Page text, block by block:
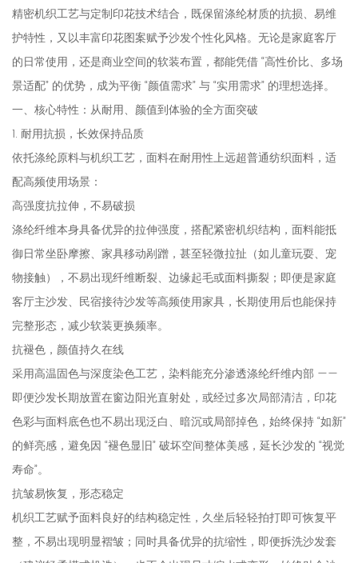
精密机织工艺与定制印花技术结合，既保留涤纶材质的抗损、易维
护特性，又以丰富印花图案赋予沙发个性化风格。无论是家庭客厅
的日常使用，还是商业空间的软装布置，都能凭借 “高性价比、多场
景适配” 的优势，成为平衡 “颜值需求” 与 “实用需求” 的理想选择。
一、核心特性：从耐用、颜值到体验的全方面突破
1. 耐用抗损，长效保持品质
依托涤纶原料与机织工艺，面料在耐用性上远超普通纺织面料，适
配高频使用场景：
高强度抗拉伸，不易破损
涤纶纤维本身具备优异的拉伸强度，搭配紧密机织结构，面料能抵
御日常坐卧摩擦、家具移动剐蹭，甚至轻微拉扯（如儿童玩耍、宠
物接触），不易出现纤维断裂、边缘起毛或面料撕裂；即便是家庭
客厅主沙发、民宿接待沙发等高频使用家具，长期使用后也能保持
完整形态，减少软装更换频率。
抗褪色，颜值持久在线
采用高温固色与深度染色工艺，染料能充分渗透涤纶纤维内部 ——
即便沙发长期放置在窗边阳光直射处，或经过多次局部清洁，印花
色彩与面料底色也不易出现泛白、暗沉或局部掉色，始终保持 “如新”
的鲜亮感，避免因 “褪色显旧” 破坏空间整体美感，延长沙发的 “视觉
寿命”。
抗皱易恢复，形态稳定
机织工艺赋予面料良好的结构稳定性，久坐后轻轻拍打即可恢复平
整，不易出现明显褶皱；同时具备优异的抗缩性，即便拆洗沙发套